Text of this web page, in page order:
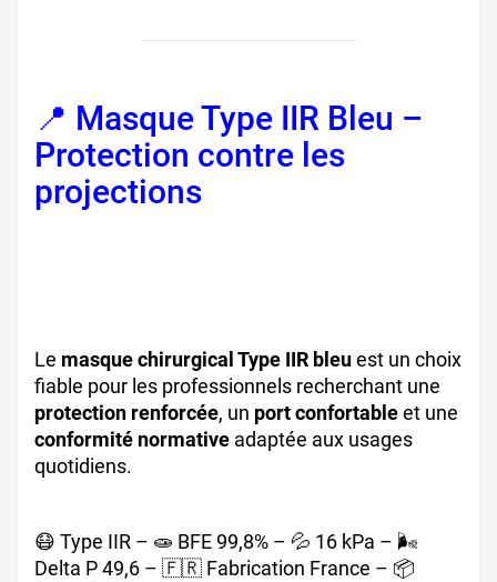
📍 Masque Type IIR Bleu –
Protection contre les
projections
Le masque chirurgical Type IIR bleuest un choix
fiable pour les professionnels recherchant une
protection renforcée, un port confortableet une
conformité normative adaptée aux usages
quotidiens.
😷 Type IIR – 🧫 BFE 99,8% – 💦 16 kPa – 🌬️
Delta P 49,6 – 🇫🇷 Fabrication France – 📦